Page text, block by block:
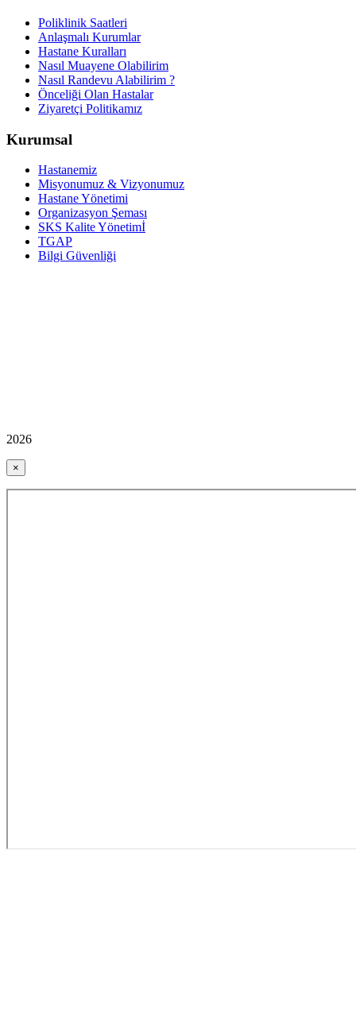
Poliklinik Saatleri
Anlaşmalı Kurumlar
Hastane Kuralları
Nasıl Muayene Olabilirim
Nasıl Randevu Alabilirim ?
Önceliği Olan Hastalar
Ziyaretçi Politikamız
Kurumsal
Hastanemiz
Misyonumuz & Vizyonumuz
Hastane Yönetimi
Organizasyon Şeması
SKS Kalite Yönetimİ
TGAP
Bilgi Güvenliği
2026
×